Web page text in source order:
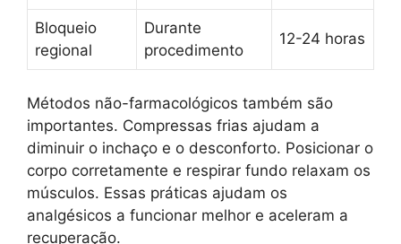
Bloqueio
regional
Durante
procedimento
12-24 horas
Métodos não-farmacológicos também são
importantes. Compressas frias ajudam a
diminuir o inchaço e o desconforto. Posicionar o
corpo corretamente e respirar fundo relaxam os
músculos. Essas práticas ajudam os
analgésicos a funcionar melhor e aceleram a
recuperação.